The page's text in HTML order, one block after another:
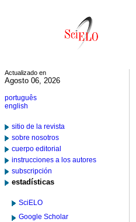
Actualizado en
Agosto 06, 2026
português
english
sitio de la revista
sobre nosotros
cuerpo editorial
instrucciones a los autores
subscripción
estadísticas
SciELO
Google Scholar